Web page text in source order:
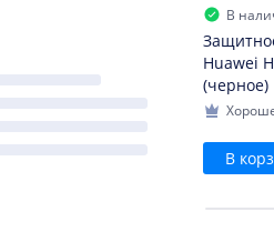
В
Huawei
(черное)
В